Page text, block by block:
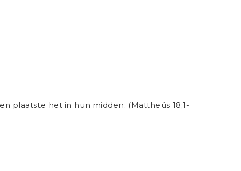
plaatste het in hun midden. (Mattheüs 18;1-